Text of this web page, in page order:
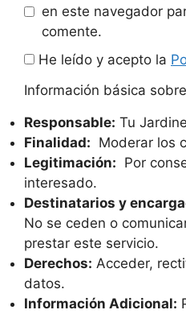
en este navegador
comente.
He leído y acepto la
Información básica
Responsable: Tu
Finalidad: Moderar los
Legitimación: Por
interesado.
Destinatarios y
No se ceden o
prestar este servicio.
Derechos: Acceder,
datos.
Información Adicional: